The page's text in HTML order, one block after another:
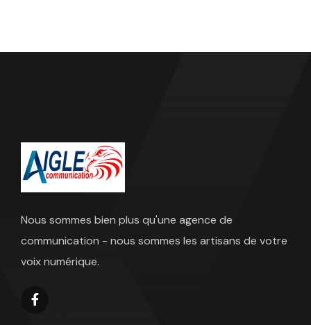
Nous sommes bien plus qu'une agence de
communication - nous sommes les artisans de votre
voix numérique.